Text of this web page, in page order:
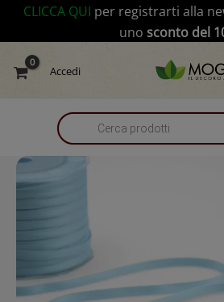
contenuto
CLICCA QUI per registrarti alla
uno sconto del
Accedi